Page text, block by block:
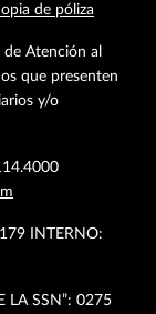
de póliza
Atención al
que presenten
y/o
INTERNO:
LA SSN”: 0275